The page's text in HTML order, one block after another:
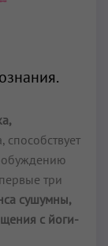
три
сушумны,
с йоги-